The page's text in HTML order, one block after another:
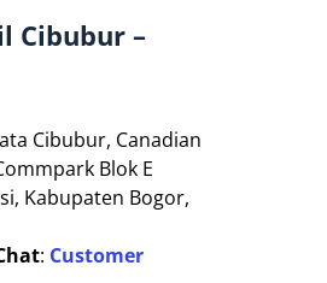
Cibubur –
Cibubur, Canadian
Blok E
Kabupaten Bogor,
: Customer